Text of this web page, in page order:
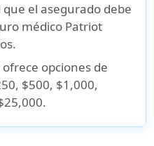
que el asegurado debe
médico Patriot
opciones de
$500, $1,000,